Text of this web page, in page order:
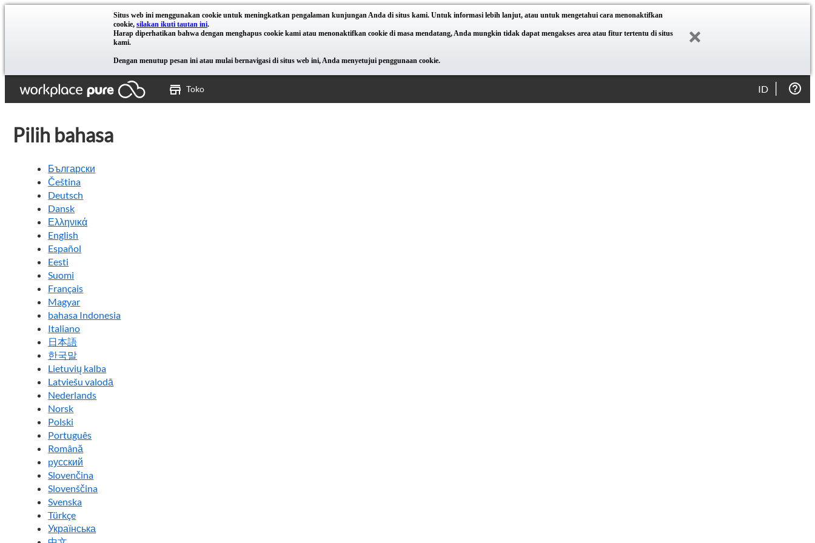
Situs web ini menggunakan cookie untuk meningkatkan pengalaman kunjungan Anda di situs kami. Untuk informasi lebih lanjut, atau untuk mengetahui cara menonaktifkan
cookie, silakan ikuti tautan ini.
Harap diperhatikan bahwa dengan menghapus cookie kami atau menonaktifkan cookie di masa mendatang, Anda mungkin tidak dapat mengakses area atau fitur tertentu di situs
kami.
Dengan menutup pesan ini atau mulai bernavigasi di situs web ini, Anda menyetujui penggunaan cookie.
Toko ID
Pilih bahasa
Български
Čeština
Deutsch
Dansk
Ελληνικά
English
Español
Eesti
Suomi
Français
Magyar
bahasa Indonesia
Italiano
日本語
한국말
Lietuvių kalba
Latviešu valodā
Nederlands
Norsk
Polski
Português
Română
pусский
Slovenčina
Slovenščina
Svenska
Türkçe
Українська